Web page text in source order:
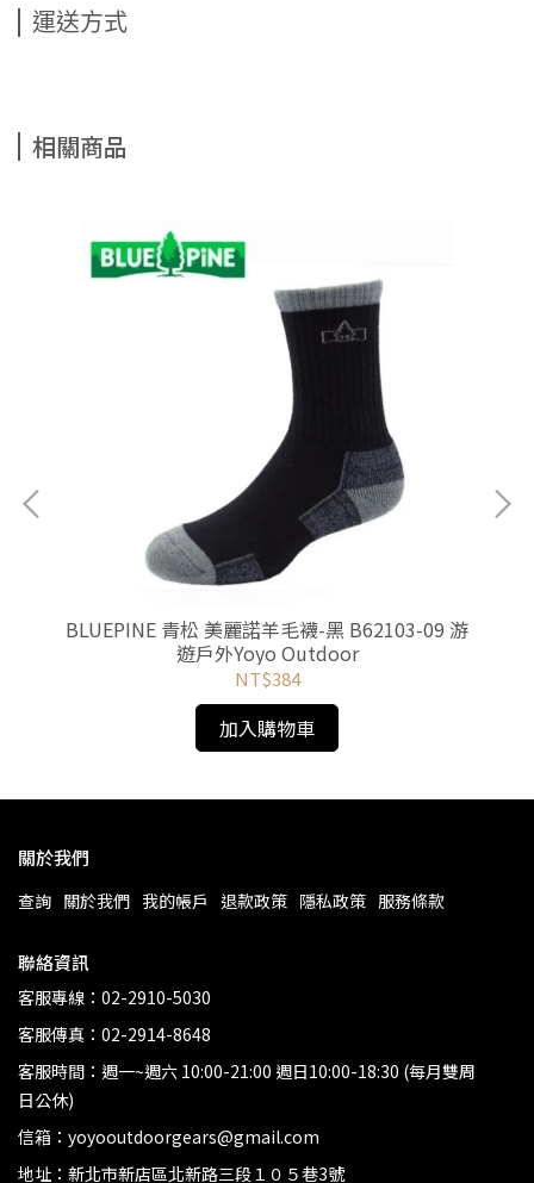
運送方式
相關商品
BLUEPINE 青松 美麗諾羊毛襪-黑 B62103-09 游
遊戶外Yoyo Outdoor
NT$384
加入購物車
關於我們
查詢 關於我們 我的帳戶 退款政策 隱私政策 服務條款
聯絡資訊
客服專線：02-2910-5030
客服傳真：02-2914-8648
客服時間：週一~週六 10:00-21:00 週日10:00-18:30 (每月雙周
日公休)
信箱：yoyooutdoorgears@gmail.com
地址：新北市新店區北新路三段１０５巷3號